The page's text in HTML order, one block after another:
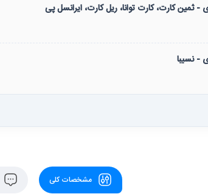
- ثمین کارت، کارت توانا، ریل کارت، ایرانسل پی
- نسیبا
مشخصات کلی